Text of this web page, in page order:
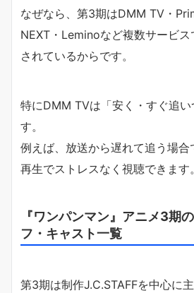
なぜなら、第3期はDMM TV・
NEXT・Leminoなど複数サービ
されているからです。
特にDMM TVは「安く・すぐ追
す。
例えば、放送から遅れて追う場
再生でストレスなく視聴できます。
『ワンパンマン』アニメ3期
フ・キャスト一覧
第3期は制作J.C.STAFFを中心に